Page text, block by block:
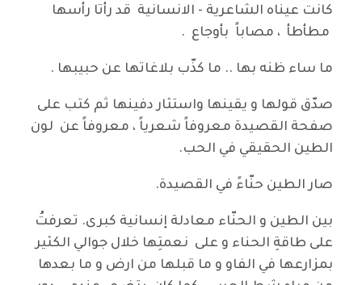
كانت عيناه الشاعرية - الانسانية قد رأتا رأسها
مطأطأ ، مصاباً بأوجاع .
ما ساء ظنه بها .. ما كذّب بلاغاتها عن حبيبها .
صدّق قولها و يقينها واستثار دفينها ثم كتب على
صفحة القصيدة معروفاً شعرياً ، معروفاً عن لون
الطين الحقيقي في الحب.
صار الطين حنّاءً في القصيدة.
بين الطين و الحنّاء معادلة إنسانية كبرى. تعرفتُ
على طاقةِ الحناء و على نعمتِها خلال جوالي الكثير
بمزارعها في الفاو و ما قبلها من ارض و ما بعدها